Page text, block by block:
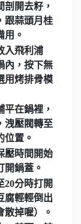
剖開去籽，
跟蒜頭月桂
用。
入飛利浦
內，按下無
用烤排骨模
平在鍋裡，
洩壓閥轉至
位置。
壓時間開始
開鍋蓋。
20分時打開
腐輕輕倒出
散掉喔）。